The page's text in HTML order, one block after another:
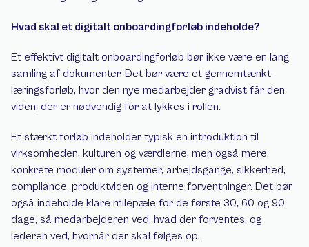
Hvad skal et digitalt onboardingforløb indeholde?
Et effektivt digitalt onboardingforløb bør ikke være en lang
samling af dokumenter. Det bør være et gennemtænkt
læringsforløb, hvor den nye medarbejder gradvist får den
viden, der er nødvendig for at lykkes i rollen.
Et stærkt forløb indeholder typisk en introduktion til
virksomheden, kulturen og værdierne, men også mere
konkrete moduler om systemer, arbejdsgange, sikkerhed,
compliance, produktviden og interne forventninger. Det bør
også indeholde klare milepæle for de første 30, 60 og 90
dage, så medarbejderen ved, hvad der forventes, og
lederen ved, hvornår der skal følges op.